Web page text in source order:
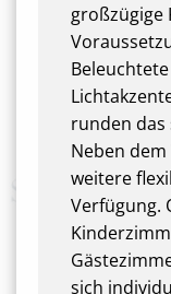
großzügige
runden das
Neben
weitere
Verfügung.
sich